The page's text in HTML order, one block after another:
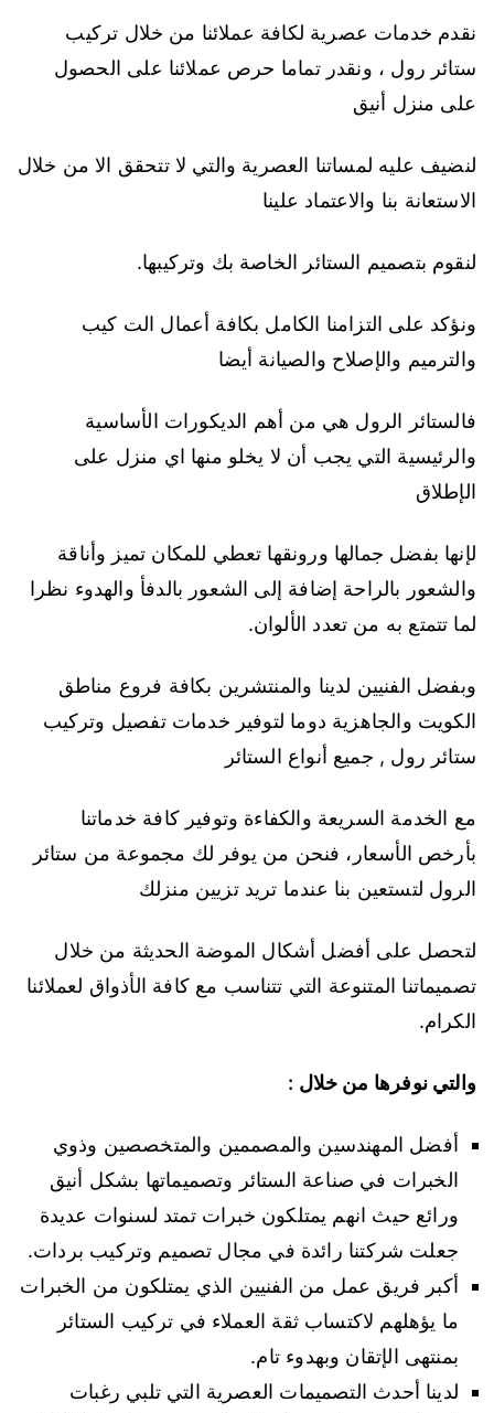
نقدم خدمات عصرية لكافة عملائنا من خلال تركيب
ستائر رول ، ونقدر تماما حرص عملائنا على الحصول
على منزل أنيق
لنضيف عليه لمساتنا العصرية والتي لا تتحقق الا من خلال
الاستعانة بنا والاعتماد علينا
لنقوم بتصميم الستائر الخاصة بك وتركيبها.
ونؤكد على التزامنا الكامل بكافة أعمال الت كيب
والترميم والإصلاح والصيانة أيضا
فالستائر الرول هي من أهم الديكورات الأساسية
والرئيسية التي يجب أن لا يخلو منها اي منزل على
الإطلاق
لإنها بفضل جمالها ورونقها تعطي للمكان تميز وأناقة
والشعور بالراحة إضافة إلى الشعور بالدفأ والهدوء نظرا
لما تتمتع به من تعدد الألوان.
وبفضل الفنيين لدينا والمنتشرين بكافة فروع مناطق
الكويت والجاهزية دوما لتوفير خدمات تفصيل وتركيب
ستائر رول , جميع أنواع الستائر
مع الخدمة السريعة والكفاءة وتوفير كافة خدماتنا
بأرخص الأسعار، فنحن من يوفر لك مجموعة من ستائر
الرول لتستعين بنا عندما تريد تزيين منزلك
لتحصل على أفضل أشكال الموضة الحديثة من خلال
تصميماتنا المتنوعة التي تتناسب مع كافة الأذواق لعملائنا
الكرام.
والتي نوفرها من خلال :
أفضل المهندسين والمصممين والمتخصصين وذوي
الخبرات في صناعة الستائر وتصميماتها بشكل أنيق
ورائع حيث انهم يمتلكون خبرات تمتد لسنوات عديدة
جعلت شركتنا رائدة في مجال تصميم وتركيب بردات.
أكبر فريق عمل من الفنيين الذي يمتلكون من الخبرات
ما يؤهلهم لاكتساب ثقة العملاء في تركيب الستائر
بمنتهى الإتقان وبهدوء تام.
لدينا أحدث التصميمات العصرية التي تلبي رغبات